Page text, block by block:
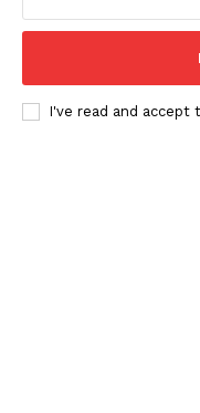
I've read and accept